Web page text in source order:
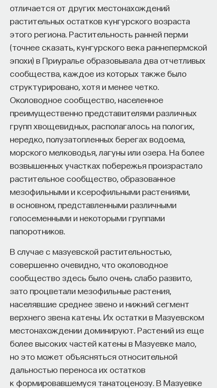
отличается от других местонахождений
растительных остатков кунгурского возраста
этого региона. Растительность ранней перми
(точнее сказать, кунгурского века раннепермской
эпохи) в Приуралье образовывала два отчетливых
сообщества, каждое из которых также было
структурировано, хотя и менее четко.
Околоводное сообщество, населенное
преимущественно представителями различных
групп хвощевидных, располагалось на пологих,
нередко, полузатопленных берегах водоема,
морского мелководья, лагуны или озера. На более
возвышенных участках побережья произрастало
растительное сообщество, образованное
мезофильными и ксерофильными растениями,
в основном, представленными различными
голосеменными и некоторыми группами
папоротников.
В случае с мазуевской растительностью,
совершенно очевидно, что околоводное
сообщество здесь было очень слабо развито,
зато процветали мезофильные растения,
населявшие среднее звено и нижний сегмент
верхнего звена катены. Их остатки в Мазуевском
местонахождении доминируют. Растений из еще
более высоких частей катены в Мазуевке мало,
но это может объясняться относительной
дальностью переноса их остатков
к формировавшемуся танатоценозу. В Мазуевке